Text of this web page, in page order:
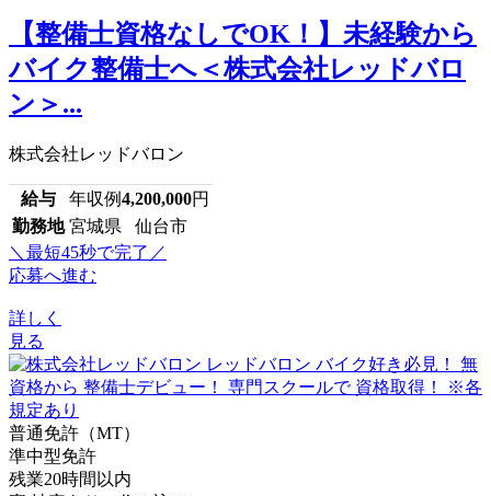
【整備士資格なしでOK！】未経験から
バイク整備士へ＜株式会社レッドバロ
ン＞...
株式会社レッドバロン
給与 年収例4,200,000円
勤務地 宮城県 仙台市
＼最短45秒で完了／
応募へ進む
詳しく
見る
普通免許（MT）
準中型免許
残業20時間以内